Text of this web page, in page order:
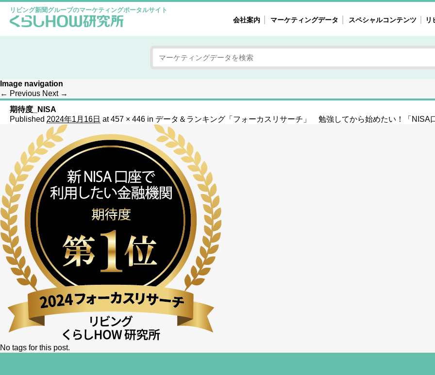
リビング新聞グループのマーケティングポータルサイト
会社案内 マーケティングデータ スペシャルコンテンツ
女性の気持ちと消費がリアルに見える
自主調査レポート
次にコレ来る!?
不便・不満の声
注目タ
40'
母
園
リ
Image navigation
← Previous Next →
期待度_NISA
Published 2024年1月16日 at457 × 446 in データ＆ランキング「フォーカスリサーチ」 勉強してから始めたい！「NISA
No tags for this post.